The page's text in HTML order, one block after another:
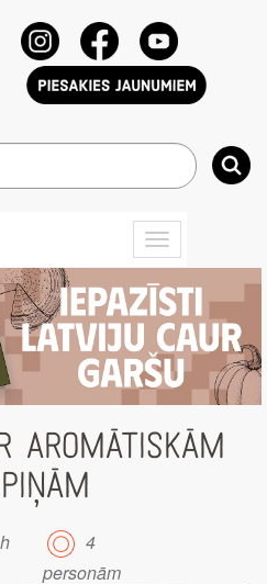
Toggle
navigation
AROMĀTISKĀM
4
personām